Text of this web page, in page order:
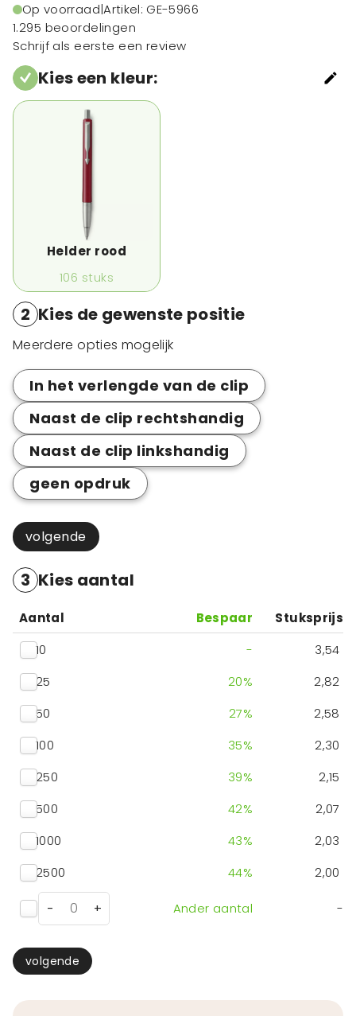
Op voorraad|Artikel: GE-5966
1.295 beoordelingen
Schrijf als eerste een review
Kies een kleur:
Helder rood
106 stuks
2 Kies de gewenste positie
Meerdere opties mogelijk
In het verlengde van de clip
Naast de clip rechtshandig
Naast de clip linkshandig
geen opdruk
volgende
3 Kies aantal
Aantal Bespaar
Stuksprijs
10
-
3,54
25
20%
2,82
50
27%
2,58
100
35%
2,30
250
39%
2,15
500
42%
2,07
1000
43%
2,03
2500
44% 2,00
- + Ander aantal -
volgende